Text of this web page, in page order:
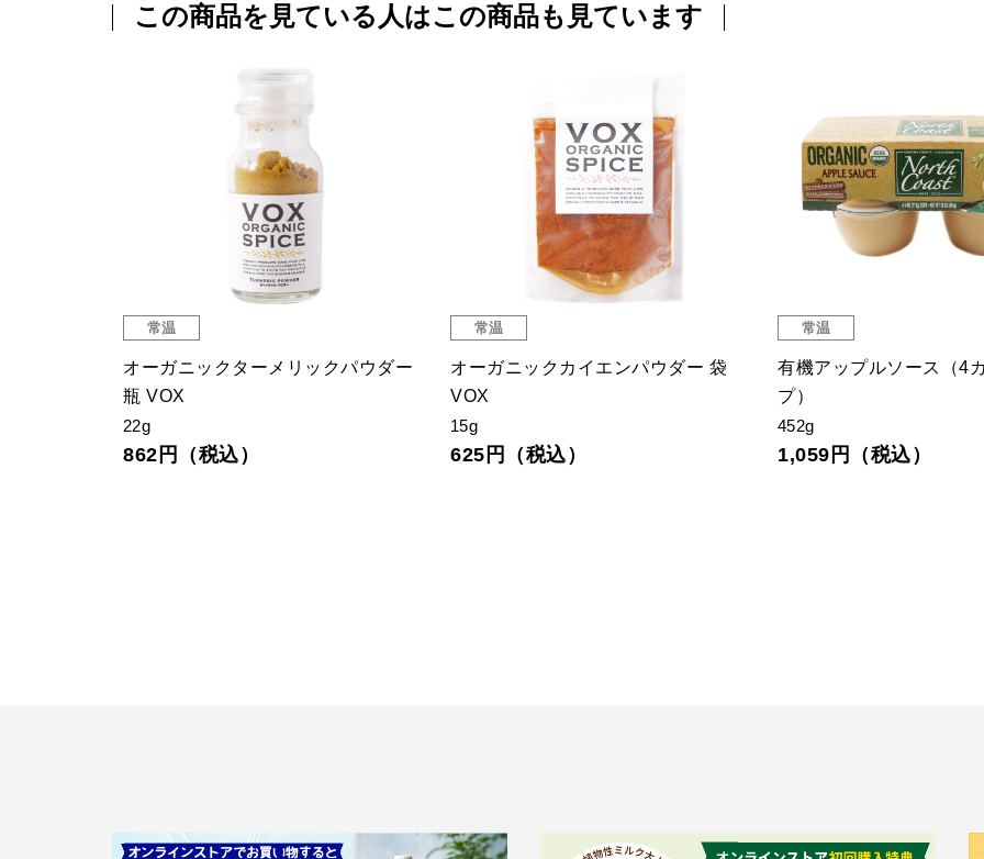
この商品を見ている人はこの商品も見ています
常温
オーガニックターメリックパウダー
瓶 VOX
22g
862円（税込）
常温
オーガニックカイエンパウダー 袋
VOX
15g
625円（税込）
常温
有機アップルソース（4
プ）
452g
1,059円（税込）